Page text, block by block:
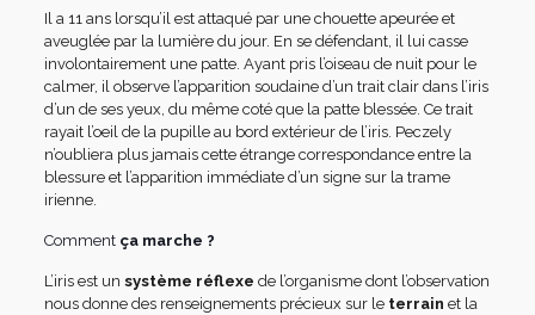
Il a 11 ans lorsqu’il est attaqué par une chouette apeurée et
aveuglée par la lumière du jour. En se défendant, il lui casse
involontairement une patte. Ayant pris l’oiseau de nuit pour le
calmer, il observe l’apparition soudaine d’un trait clair dans l’iris
d’un de ses yeux, du même coté que la patte blessée. Ce trait
rayait l’oeil de la pupille au bord extérieur de l’iris. Peczely
n’oubliera plus jamais cette étrange correspondance entre la
blessure et l’apparition immédiate d’un signe sur la trame
irienne.
Commentça marche ?
L’iris est un système réflexe de l’organisme dont l’observation
nous donne des renseignements précieux sur le terrain et la